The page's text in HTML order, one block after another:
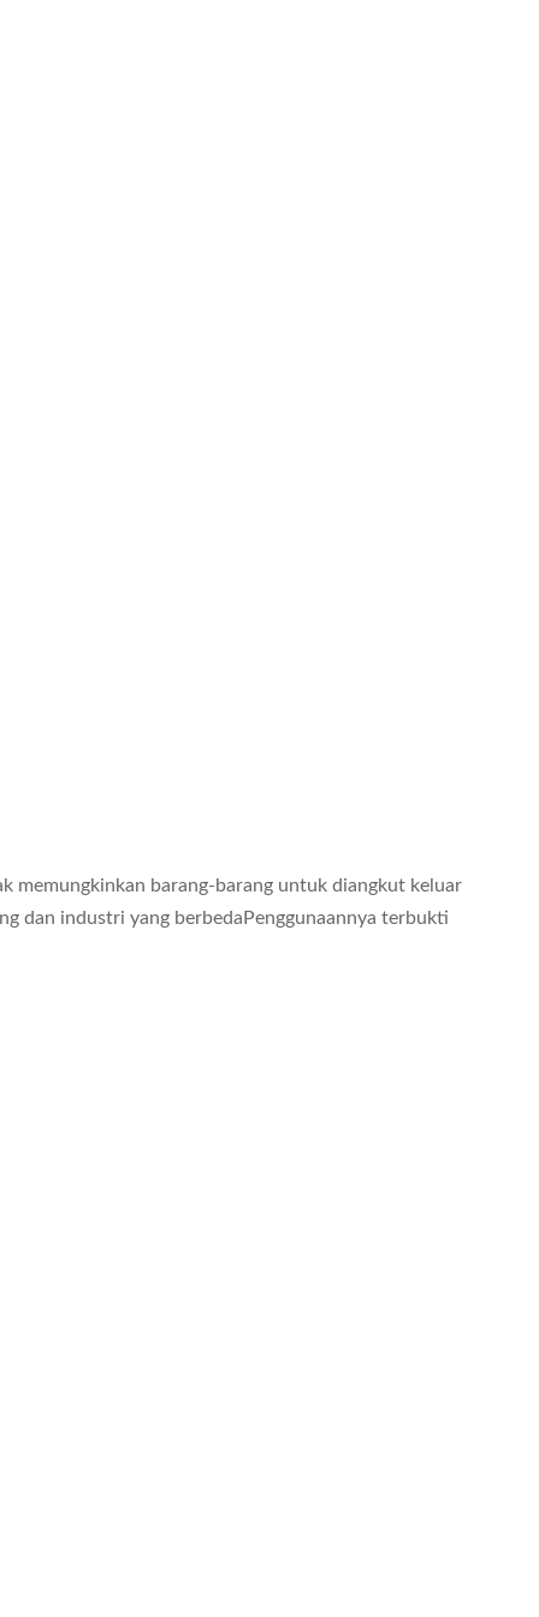
memungkinkan barang-barang untuk diangkut keluar
dan industri yang berbedaPenggunaannya terbukti